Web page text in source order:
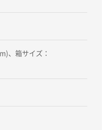
、箱サイズ：